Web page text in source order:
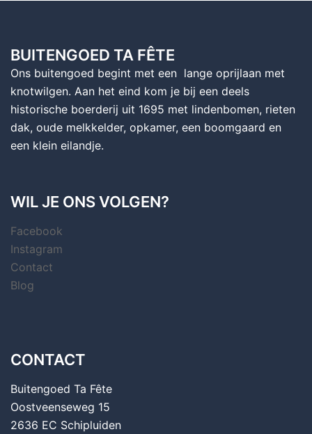
BUITENGOED TA FÊTE
Ons buitengoed begint met een lange oprijlaan met
knotwilgen. Aan het eind kom je bij een deels
historische boerderij uit 1695 met lindenbomen, rieten
dak, oude melkkelder, opkamer, een boomgaard en
een klein eilandje.
WIL JE ONS VOLGEN?
Facebook
Instagram
Contact
Blog
CONTACT
Buitengoed Ta Fête
Oostveenseweg 15
2636 EC Schipluiden